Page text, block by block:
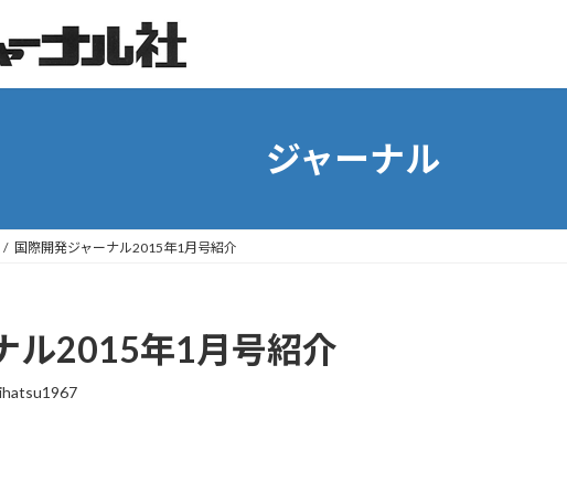
ジャーナル
国際開発ジャーナル2015年1月号紹介
ル2015年1月号紹介